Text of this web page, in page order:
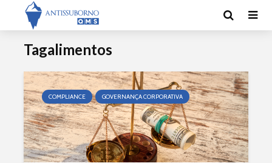
Tagalimentos
COMPLIANCE GOVERNANÇA CORPORATIVA